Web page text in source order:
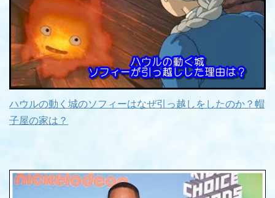
ハウルの動く城のソフィーはなぜ引っ越しをしたのか？帽
子屋の家は？